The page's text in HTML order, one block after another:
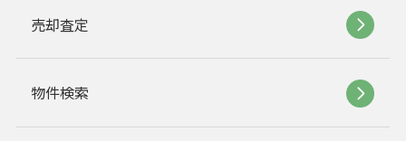
売却査定
物件検索